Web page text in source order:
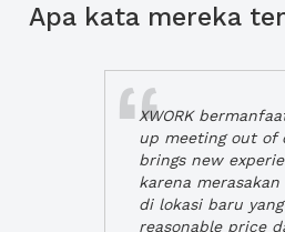
Apa kata mereka
XWORK
up meeting out of
brings new
karena merasakan
di lokasi baru
reasonable price